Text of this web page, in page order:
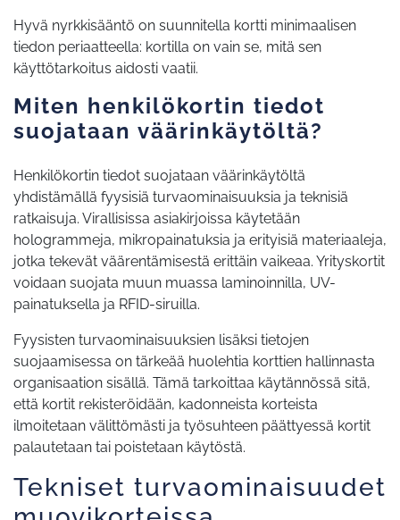
Hyvä nyrkkisääntö on suunnitella kortti minimaalisen
tiedon periaatteella: kortilla on vain se, mitä sen
käyttötarkoitus aidosti vaatii.
Miten henkilökortin tiedot
suojataan väärinkäytöltä?
Henkilökortin tiedot suojataan väärinkäytöltä
yhdistämällä fyysisiä turvaominaisuuksia ja teknisiä
ratkaisuja. Virallisissa asiakirjoissa käytetään
hologrammeja, mikropainatuksia ja erityisiä materiaaleja,
jotka tekevät väärentämisestä erittäin vaikeaa. Yrityskortit
voidaan suojata muun muassa laminoinnilla, UV-
painatuksella ja RFID-siruilla.
Fyysisten turvaominaisuuksien lisäksi tietojen
suojaamisessa on tärkeää huolehtia korttien hallinnasta
organisaation sisällä. Tämä tarkoittaa käytännössä sitä,
että kortit rekisteröidään, kadonneista korteista
ilmoitetaan välittömästi ja työsuhteen päättyessä kortit
palautetaan tai poistetaan käytöstä.
Tekniset turvaominaisuudet